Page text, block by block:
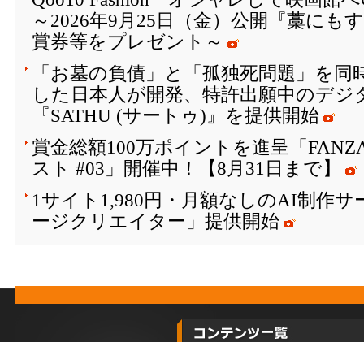
～2026年9月25日（金）公開『藁にも
賞券等をプレゼント～
「お墓の負債」と「孤独死問題」を
した日本人が開発、特許出願中のデジ
『SATHU (サートゥ)』を提供開始
賞金総額100万ポイントを進呈「
スト #03」開催中！【8月31日まで】
1サイト1,980円・月額なしのAI制作
ージクリエイター」提供開始